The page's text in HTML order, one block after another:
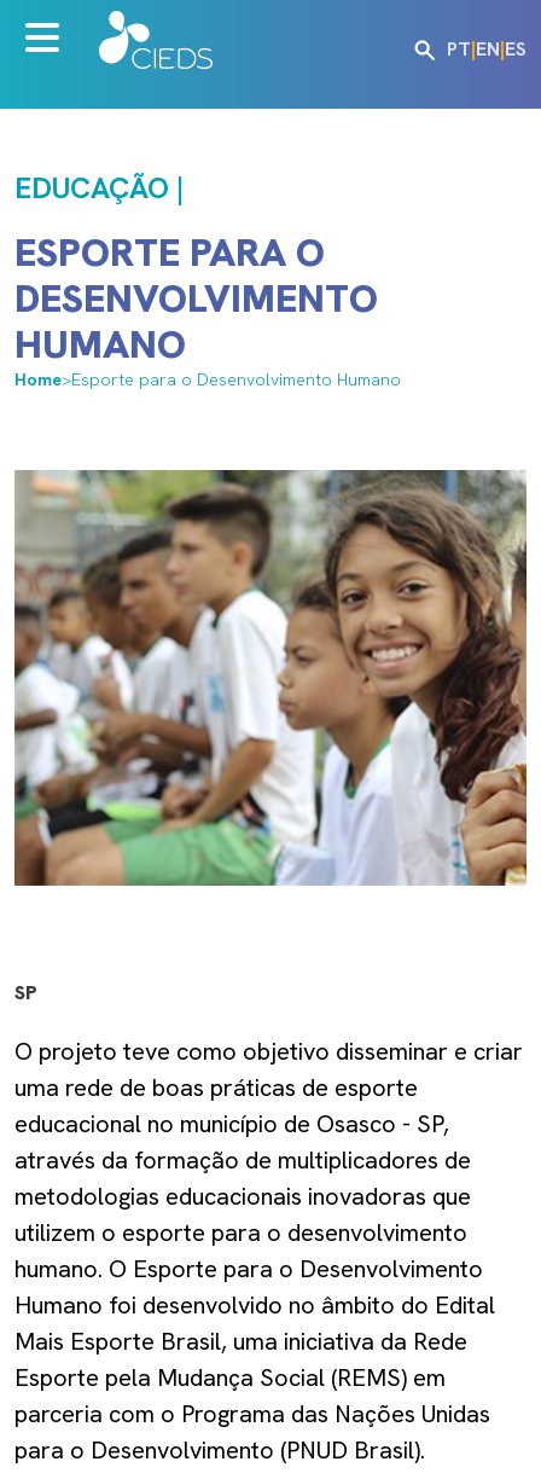
PT|EN|ES
EDUCAÇÃO |
ESPORTE PARA O
DESENVOLVIMENTO
HUMANO
Home>Esporte para o Desenvolvimento Humano
SP
O projeto teve como objetivo disseminar e criar
uma rede de boas práticas de esporte
educacional no município de Osasco - SP,
através da formação de multiplicadores de
metodologias educacionais inovadoras que
utilizem o esporte para o desenvolvimento
humano. O Esporte para o Desenvolvimento
Humano foi desenvolvido no âmbito do Edital
Mais Esporte Brasil, uma iniciativa da Rede
Esporte pela Mudança Social (REMS) em
parceria com o Programa das Nações Unidas
para o Desenvolvimento (PNUD Brasil).